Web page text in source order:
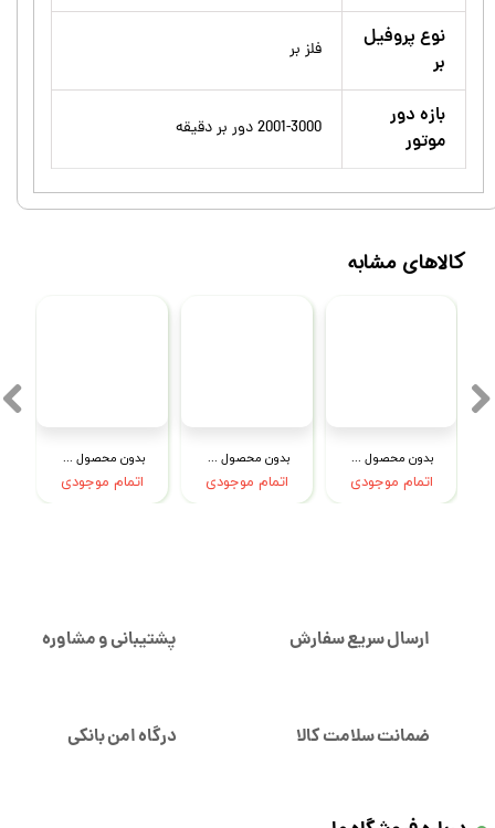
نوع پروفیل
بر
فلز بر
بازه دور
موتور
2001-3000 دور بر دقیقه
بدون محصول جهت نمایش
اتمام موجودی
بدون محصول جهت نمایش
اتمام موجودی
بدون محصول جهت نمایش
اتمام موجودی
کالاهای مشابه
ارسال سریع سفارش
درگاه امن بانکی
پشتیبانی و مشاوره
ضمانت سلامت کالا